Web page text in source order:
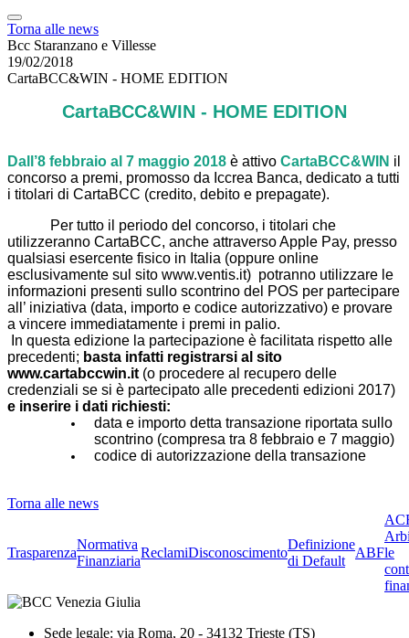
Torna alle news
Bcc Staranzano e Villesse
19/02/2018
CartaBCC&WIN - HOME EDITION
CartaBCC&WIN - HOME EDITION
Dall’8 febbraio al 7 maggio 2018 è attivo CartaBCC&WIN il
concorso a premi, promosso da Iccrea Banca, dedicato a tutti
i titolari di CartaBCC (credito, debito e prepagate).
Per tutto il periodo del concorso, i titolari che
utilizzeranno CartaBCC, anche attraverso Apple Pay, presso
qualsiasi esercente fisico in Italia (oppure online
esclusivamente sul sito www.ventis.it) potranno utilizzare le
informazioni presenti sullo scontrino del POS per partecipare
all’ iniziativa (data, importo e codice autorizzativo) e provare
a vincere immediatamente i premi in palio.
In questa edizione la partecipazione è facilitata rispetto alle
precedenti; basta infatti registrarsi al sito
www.cartabccwin.it (o procedere al recupero delle
credenziali se si è partecipato alle precedenti edizioni 2017)
e inserire i dati richiesti:
data e importo detta transazione riportata sullo
scontrino (compresa tra 8 febbraio e 7 maggio)
codice di autorizzazione della transazione
Torna alle news
Trasparenza
Normativa
Finanziaria
ReclamiDisconoscimento
Definizione
di Default
ABFle
Sede legale: via Roma, 20 - 34132 Trieste (TS)